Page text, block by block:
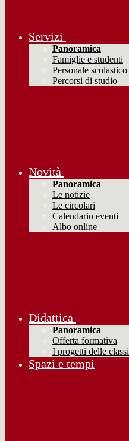
Servizi
Panoramica
Famiglie e studenti
Personale scolastico
Percorsi di studio
Novità
Panoramica
Le notizie
Le circolari
Calendario eventi
Albo online
Didattica
Panoramica
Offerta formativa
I progetti delle classi
Spazi e tempi